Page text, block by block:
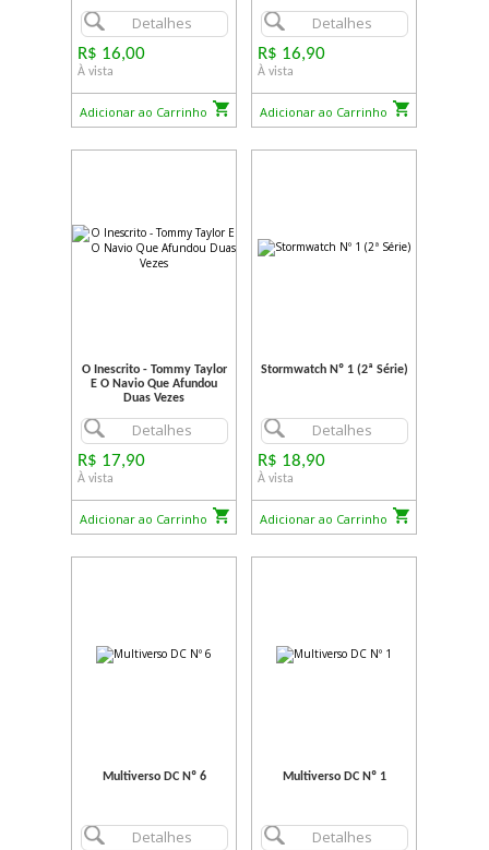
Detalhes
R$ 16,00
À vista
Adicionar ao Carrinho
Detalhes
R$ 16,90
À vista
Adicionar ao Carrinho
O Inescrito - Tommy Taylor
E O Navio Que Afundou
Duas Vezes
Detalhes
R$ 17,90
À vista
Adicionar ao Carrinho
Stormwatch Nº 1 (2ª Série)
Detalhes
R$ 18,90
À vista
Adicionar ao Carrinho
Multiverso DC Nº 6
Detalhes
Multiverso DC Nº 1
Detalhes